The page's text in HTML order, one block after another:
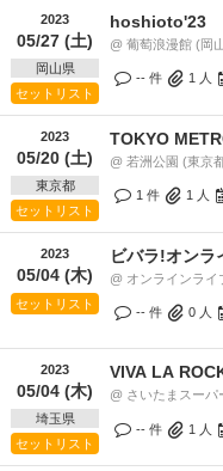
2023
05/27 (土)
岡山県
セットリスト
hoshioto'23
@ 葡萄浪漫館 (岡
-- 件 1 人
2023
05/20 (土)
東京都
セットリスト
TOKYO
@ 若洲公園 (東京
1 件 1 人
2023
05/04 (木)
セットリスト
ビバラ!オンラ
@ オンラインライ
-- 件 0 人
2023
05/04 (木)
埼玉県
セットリスト
VIVA LA
@ さいたまスー
-- 件 1 人